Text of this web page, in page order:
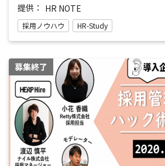
提供： HR NOTE
採用ノウハウ HR-Study
募集終了